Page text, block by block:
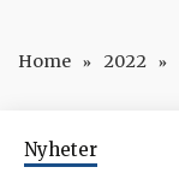
Home 2022
Nyheter